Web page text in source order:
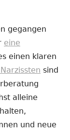
gegangen
eine
einen klaren
sind
alleine
und neue